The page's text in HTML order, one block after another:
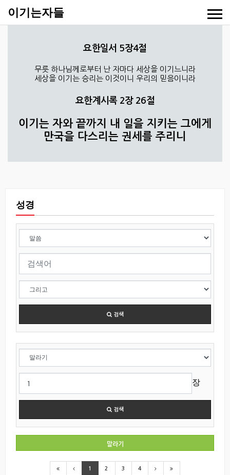
이기는자들
요한일서 5장4절
무릇 하나님께로부터 난 자마다 세상을 이기느니라
세상을 이기는 승리는 이것이니 우리의 믿음이니라
요한계시록 2장 26절
이기는 자와 끝까지 내 일을 지키는 그에게
만국을 다스리는 권세를 주리니
성경
검색
장
검색
말라기
1 2 3 4